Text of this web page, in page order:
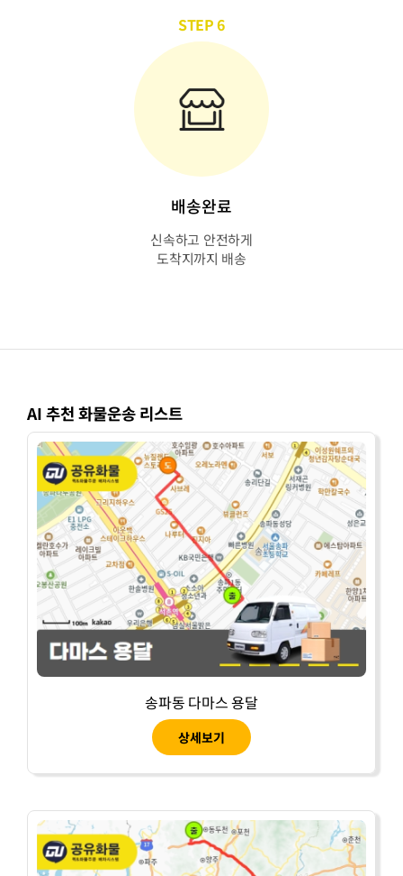
STEP 6
배송완료
신속하고 안전하게
도착지까지 배송
AI 추천 화물운송 리스트
송파동 다마스 용달
상세보기